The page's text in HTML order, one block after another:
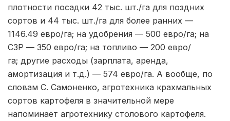
плотности посадки 42 тыс. шт./га для поздних
сортов и 44 тыс. шт./га для более ранних —
1146.49 евро/га; на удобрения — 500 евро/га; на
СЗР — 350 евро/га; на топливо — 200 евро/
га; другие расходы (зарплата, аренда,
амортизация и т.д.) — 574 евро/га. А вообще, по
словам С. Самоненко, агротехника крахмальных
сортов картофеля в значительной мере
напоминает агротехнику столового картофеля.